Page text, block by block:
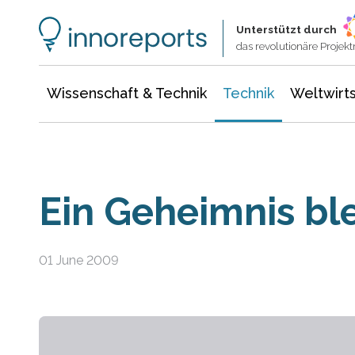
Unterstützt durch
das revolutionäre
Wissenschaft & Technik Technik
Ein Geheimnis
01 June 2009